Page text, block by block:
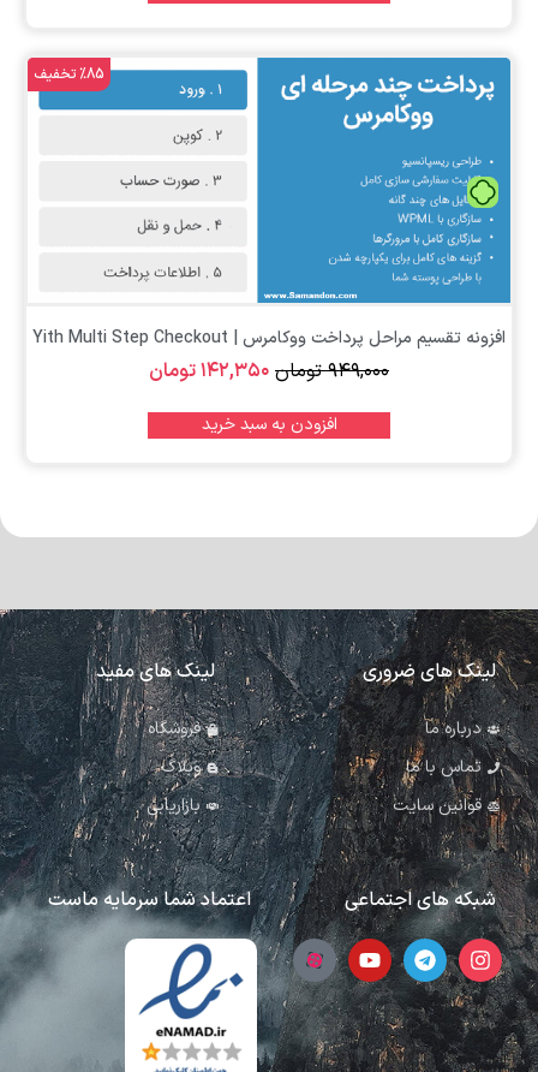
%85 تخفیف
افزونه تقسیم مراحل پرداخت ووکامرس | Yith Multi Step Checkout
۹۴۹,۰۰۰ تومان ۱۴۲,۳۵۰تومان
افزودن به سبد خرید
لینک های ضروری
درباره ما
تماس با ما
قوانین سایت
لینک های مفید
فروشگاه
وبلاگ
بازاریابی
شبکه های اجتماعی اعتماد شما سرمایه ماست